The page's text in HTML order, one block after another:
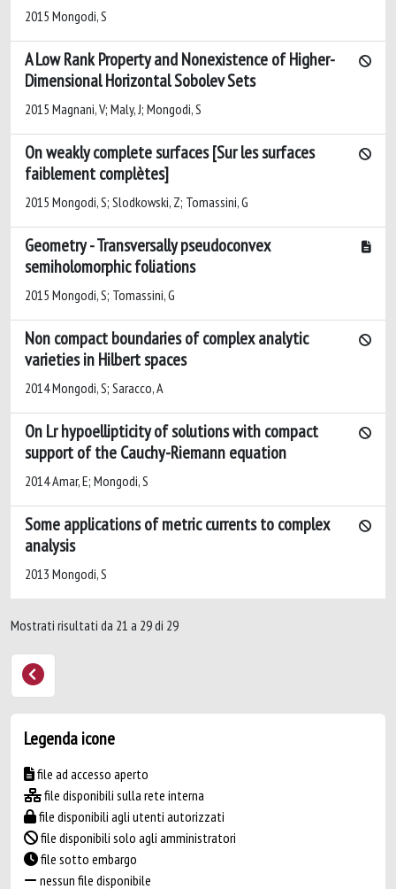
2015 Mongodi, S
A Low Rank Property and Nonexistence of Higher-
Dimensional Horizontal Sobolev Sets
2015 Magnani, V; Maly, J; Mongodi, S
On weakly complete surfaces [Sur les surfaces
faiblement complètes]
2015 Mongodi, S; Slodkowski, Z; Tomassini, G
Geometry - Transversally pseudoconvex
semiholomorphic foliations
2015 Mongodi, S; Tomassini, G
Non compact boundaries of complex analytic
varieties in Hilbert spaces
2014 Mongodi, S; Saracco, A
On Lr hypoellipticity of solutions with compact
support of the Cauchy-Riemann equation
2014 Amar, E; Mongodi, S
Some applications of metric currents to complex
analysis
2013 Mongodi, S
Mostrati risultati da 21 a 29 di 29
Legenda icone
file ad accesso aperto
file disponibili sulla rete interna
file disponibili agli utenti autorizzati
file disponibili solo agli amministratori
file sotto embargo
nessun file disponibile